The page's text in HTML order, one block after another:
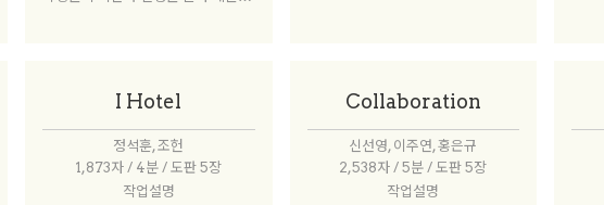
이해하고 있었다. 참여한 학생들이 진
고, 결과물의 수준도 매우 높았다.
I Hotel
정석훈, 조헌
1,873자 / 4분 / 도판 5장
작업설명
Collaboration
신선영, 이주연, 홍은규
2,538자 / 5분 / 도판 5장
작업설명